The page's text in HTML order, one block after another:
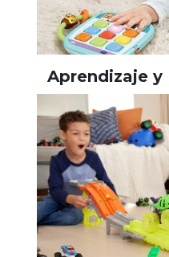
Aprendizaje